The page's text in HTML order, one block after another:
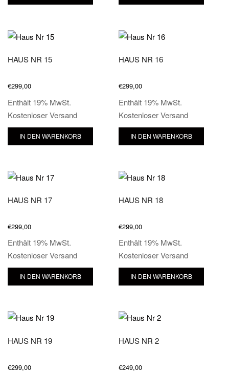
HAUS NR 15
€299,00
Enthält 19% MwSt.
Kostenloser Versand
IN DEN WARENKORB
HAUS NR 16
€299,00
Enthält 19% MwSt.
Kostenloser Versand
IN DEN WARENKORB
HAUS NR 17
€299,00
Enthält 19% MwSt.
Kostenloser Versand
IN DEN WARENKORB
HAUS NR 18
€299,00
Enthält 19% MwSt.
Kostenloser Versand
IN DEN WARENKORB
HAUS NR 19
€299,00
HAUS NR 2
€249,00